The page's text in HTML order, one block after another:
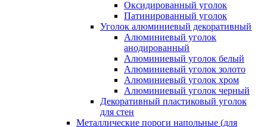
Оксидированный уголок
Патинированный уголок
Уголок алюминиевый декоративный
Алюминиевый уголок
анодированный
Алюминиевый уголок белый
Алюминиевый уголок золото
Алюминиевый уголок хром
Алюминиевый уголок черный
Декоративный пластиковый уголок
для стен
Металлические пороги напольные (для